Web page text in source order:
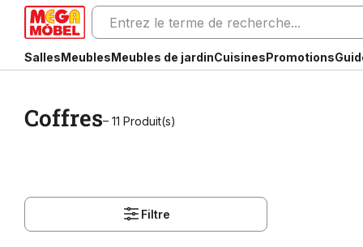
SallesMeublesMeubles de jardinCuisinesPromotions
Coffres– 11 Produit(s)
Filtre